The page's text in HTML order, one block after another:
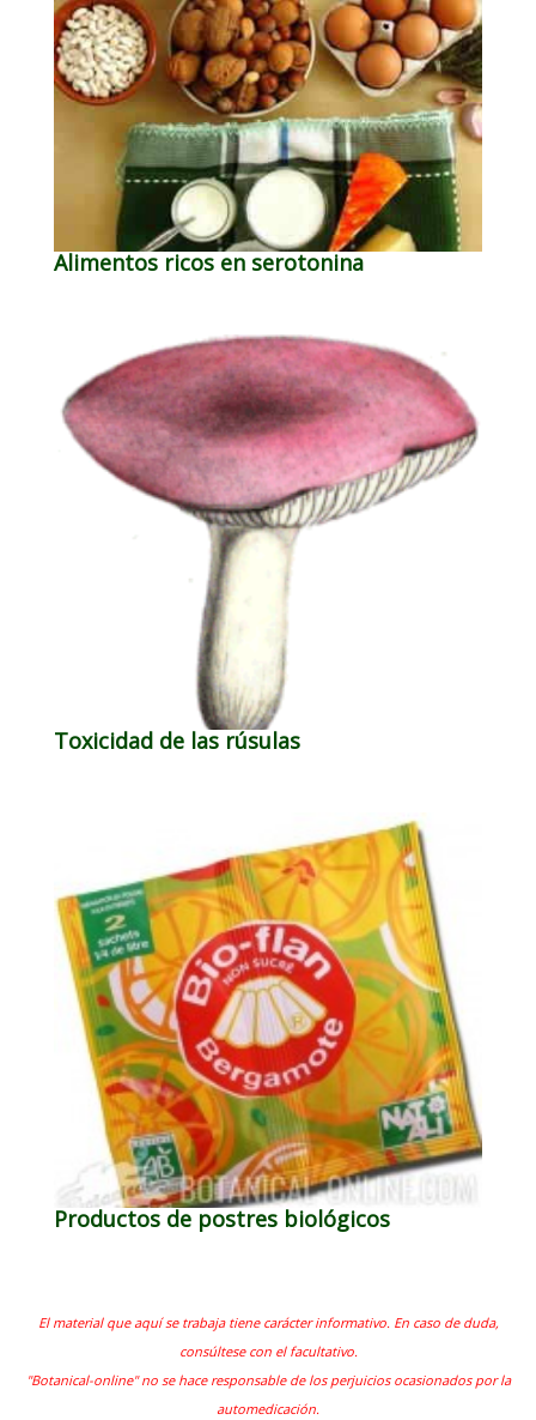
Alimentos ricos en serotonina
Toxicidad de las rúsulas
Productos de postres biológicos
El material que aquí se trabaja tiene carácter informativo. En caso de duda,
consúltese con el facultativo.
"Botanical-online" no se hace responsable de los perjuicios ocasionados por la
automedicación.